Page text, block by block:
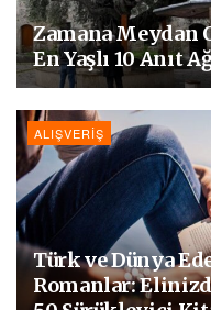
Zamana Meydan
En Yaşlı 10 Anıt
ALIŞVERIŞ
Türk ve Dünya
Romanlar: